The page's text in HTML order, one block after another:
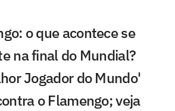
o que acontece se
na final do Mundial?
Jogador do Mundo'
o Flamengo; veja